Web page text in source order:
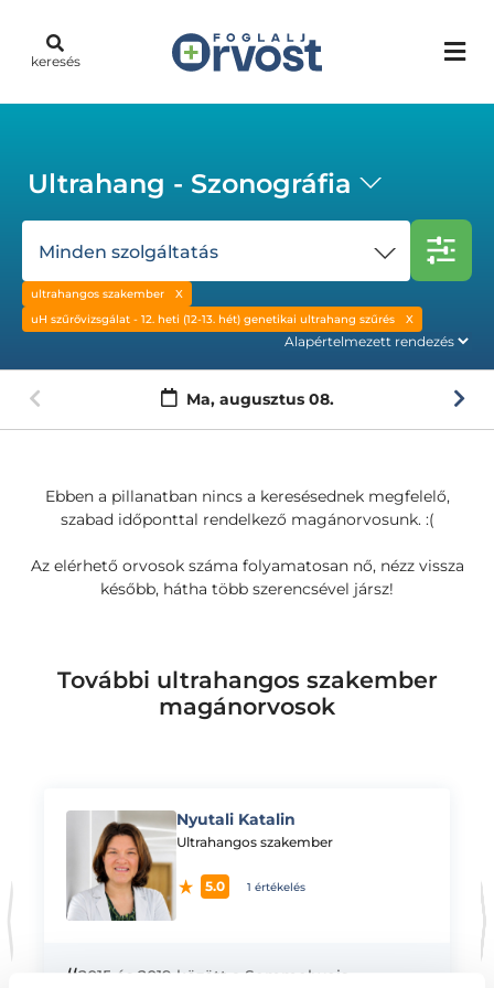
keresés
Ultrahang - Szonográfia
Minden szolgáltatás
ultrahangos szakember
uH szűrővizsgálat - 12. heti (12-13. hét) genetikai ultrahang szűrés
Ma, augusztus 08.
Ebben a pillanatban nincs a keresésednek megfelelő,
szabad időponttal rendelkező magánorvosunk. :(
Az elérhető orvosok száma folyamatosan nő, nézz vissza
később, hátha több szerencsével jársz!
További ultrahangos szakember
magánorvosok
Nyutali Katalin
Ultrahangos szakember
5.0 1 értékelés
2015 és 2019 között a Semmelweis